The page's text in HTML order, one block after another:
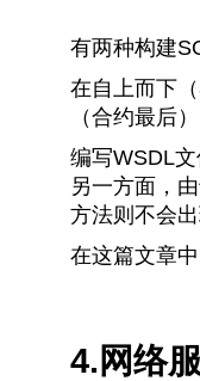
有两种构建
在自上而下
（合约最后
编写WSDL
另一方面，
方法则不会出
在这篇文章
4.网络